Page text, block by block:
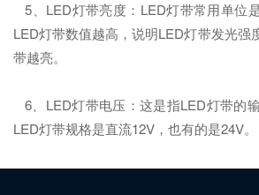
5、LED灯带亮度：LED灯带常用单位
LED灯带数值越高，说明LED灯带发光强
带越亮。
6、LED灯带电压：这是指LED灯带的
LED灯带规格是直流12V，也有的是24V。